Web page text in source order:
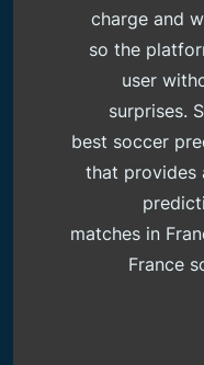
charge and
so the
user
surprises.
best soccer
that provides
matches in
France